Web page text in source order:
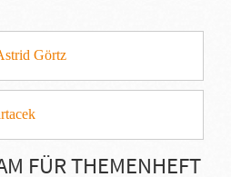
Görtz
FÜR THEMENHEFT